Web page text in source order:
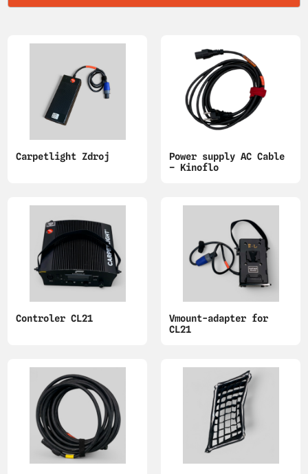
Carpetlight Zdroj
Power supply AC Cable
– Kinoflo
Controler CL21
Vmount-adapter for
CL21